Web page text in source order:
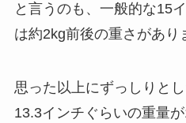
と言うのも、一般的な15
は約2kg前後の重さがあり
思った以上にずっしりと
13.3インチぐらいの重量